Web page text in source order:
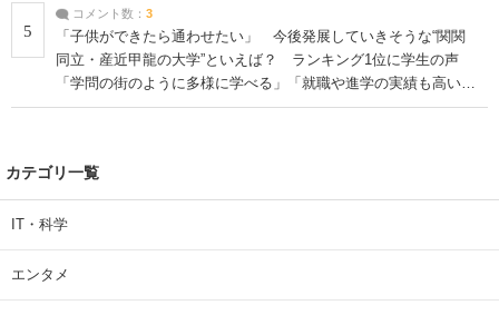
5
コメント数： 3
「子供ができたら通わせたい」 今後発展していきそうな“関関
同立・産近甲龍の大学”といえば？ ランキング1位に学生の声
「学問の街のように多様に学べる」「就職や進学の実績も高い」
| 大学 ねとらぼリサーチ
カテゴリ一覧
IT・科学
エンタメ